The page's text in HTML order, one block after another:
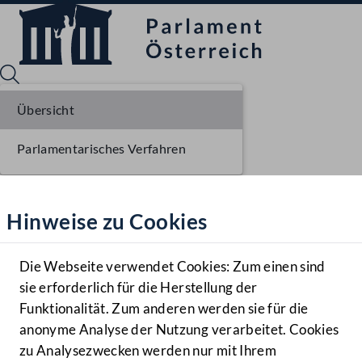
Hilfe
Benutzer
Navigationsmenü öffnen
MENÜ
Hinweise zu Cookies
Die Webseite verwendet Cookies: Zum einen sind
sie erforderlich für die Herstellung der
Funktionalität. Zum anderen werden sie für die
anonyme Analyse der Nutzung verarbeitet. Cookies
zu Analysezwecken werden nur mit Ihrem
Übersicht
Parlamentarisches Verfahren